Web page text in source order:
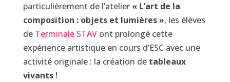
particulièrement de l’atelier « L’art de la
composition : objets et lumières », les élèves
de Terminale STAVont prolongé cette
expérience artistique en cours d’ESC avec une
activité originale : la création de tableaux
vivants!